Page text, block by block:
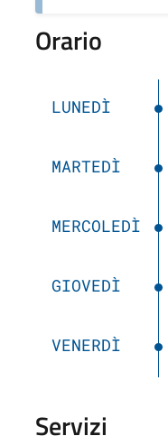
Orario
LUNEDÌ
MARTEDÌ
MERCOLEDÌ
GIOVEDÌ
VENERDÌ
Servizi